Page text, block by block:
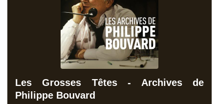
Les Grosses Têtes - Archives de
Philippe Bouvard